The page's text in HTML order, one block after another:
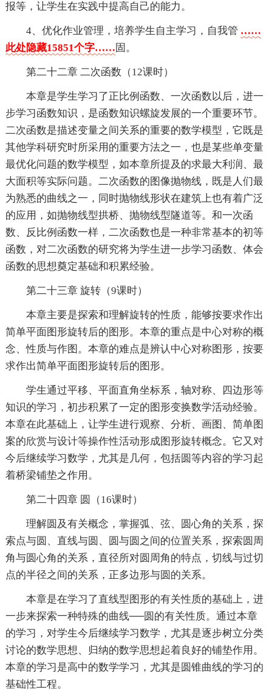
报等，让学生在实践中提高自己的能力。
4、优化作业管理，培养学生自主学习，自我管 ……
此处隐藏15851个字…… 固。
第二十二章 二次函数（12课时）
本章是学生学习了正比例函数、一次函数以后，进一
步学习函数知识，是函数知识螺旋发展的一个重要环节。
二次函数是描述变量之间关系的重要的数学模型，它既是
其他学科研究时所采用的重要方法之一，也是某些单变量
最优化问题的数学模型，如本章所提及的求最大利润、最
大面积等实际问题。二次函数的图像抛物线，既是人们最
为熟悉的曲线之一，同时抛物线形状在建筑上也有着广泛
的应用，如抛物线型拱桥、抛物线型隧道等。和一次函
数、反比例函数一样，二次函数也是一种非常基本的初等
函数，对二次函数的研究将为学生进一步学习函数、体会
函数的思想奠定基础和积累经验。
第二十三章 旋转（9课时）
本章主要是探索和理解旋转的性质，能够按要求作出
简单平面图形旋转后的图形。本章的重点是中心对称的概
念、性质与作图。本章的难点是辨认中心对称图形，按要
求作出简单平面图形旋转后的图形。
学生通过平移、平面直角坐标系，轴对称、四边形等
知识的学习，初步积累了一定的图形变换数学活动经验。
本章在此基础上，让学生进行观察、分析、画图、简单图
案的欣赏与设计等操作性活动形成图形旋转概念。它又对
今后继续学习数学，尤其是几何，包括圆等内容的学习起
着桥梁铺垫之作用。
第二十四章 圆（16课时）
理解圆及有关概念，掌握弧、弦、圆心角的关系，探
索点与圆、直线与圆、圆与圆之间的位置关系，探索圆周
角与圆心角的关系，直径所对圆周角的特点，切线与过切
点的半径之间的关系，正多边形与圆的关系。
本章是在学习了直线型图形的有关性质的基础上，进
一步来探索一种特殊的曲线──圆的有关性质。通过本章
的学习，对学生今后继续学习数学，尤其是逐步树立分类
讨论的数学思想、归纳的数学思想起着良好的铺垫作用。
本章的学习是高中的数学学习，尤其是圆锥曲线的学习的
基础性工程。